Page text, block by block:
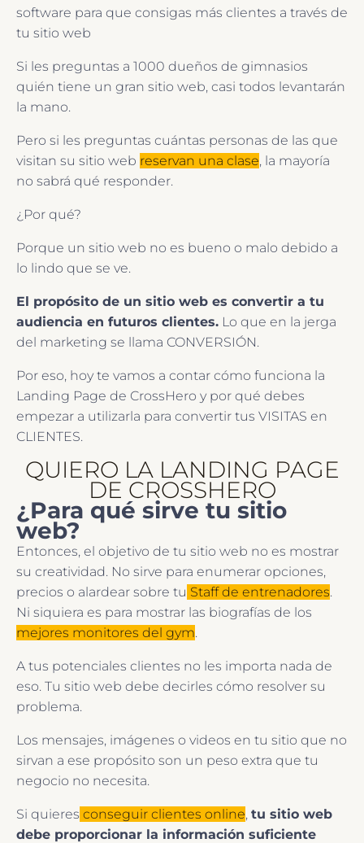
software para que consigas más clientes a través de
tu sitio web
Si les preguntas a 1000 dueños de gimnasios
quién tiene un gran sitio web, casi todos levantarán
la mano.
Pero si les preguntas cuántas personas de las que
visitan su sitio web reservan una clase, la mayoría
no sabrá qué responder.
¿Por qué?
Porque un sitio web no es bueno o malo debido a
lo lindo que se ve.
El propósito de un sitio web es convertir a tu
audiencia en futuros clientes. Lo que en la jerga
del marketing se llama CONVERSIÓN.
Por eso, hoy te vamos a contar cómo funciona la
Landing Page de CrossHero y por qué debes
empezar a utilizarla para convertir tus VISITAS en
CLIENTES.
QUIERO LA LANDING PAGE
DE CROSSHERO
¿Para qué sirve tu sitio
web?
Entonces, el objetivo de tu sitio web no es mostrar
su creatividad. No sirve para enumerar opciones,
precios o alardear sobre tu Staff de entrenadores.
Ni siquiera es para mostrar las biografías de los
mejores monitores del gym.
A tus potenciales clientes no les importa nada de
eso. Tu sitio web debe decirles cómo resolver su
problema.
Los mensajes, imágenes o videos en tu sitio que no
sirvan a ese propósito son un peso extra que tu
negocio no necesita.
Si quieres conseguir clientes online, tu sitio web
debe proporcionar la información suficiente